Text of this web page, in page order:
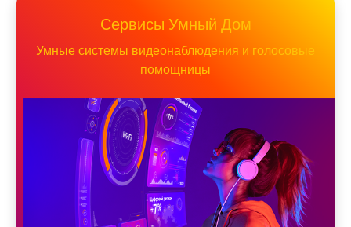
Сервисы Умный Дом
Умные системы видеонаблюдения и голосовые
помощницы